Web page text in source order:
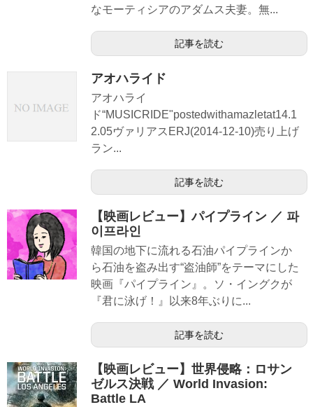
なモーティシアのアダムス夫妻。無...
記事を読む
アオハライド
アオハライ
ド“MUSICRIDE"postedwithamazletat14.1
2.05ヴァリアスERJ(2014-12-10)売り上げ
ラン...
記事を読む
【映画レビュー】パイプライン ／ 파
이프라인
韓国の地下に流れる石油パイプラインか
ら石油を盗み出す“盗油師”をテーマにした
映画『パイプライン』。ソ・イングクが
『君に泳げ！』以来8年ぶりに...
記事を読む
【映画レビュー】世界侵略：ロサン
ゼルス決戦 ／ World Invasion:
Battle LA